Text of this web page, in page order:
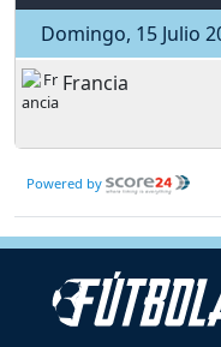
Domingo, 15 Julio
Francia
Powered by